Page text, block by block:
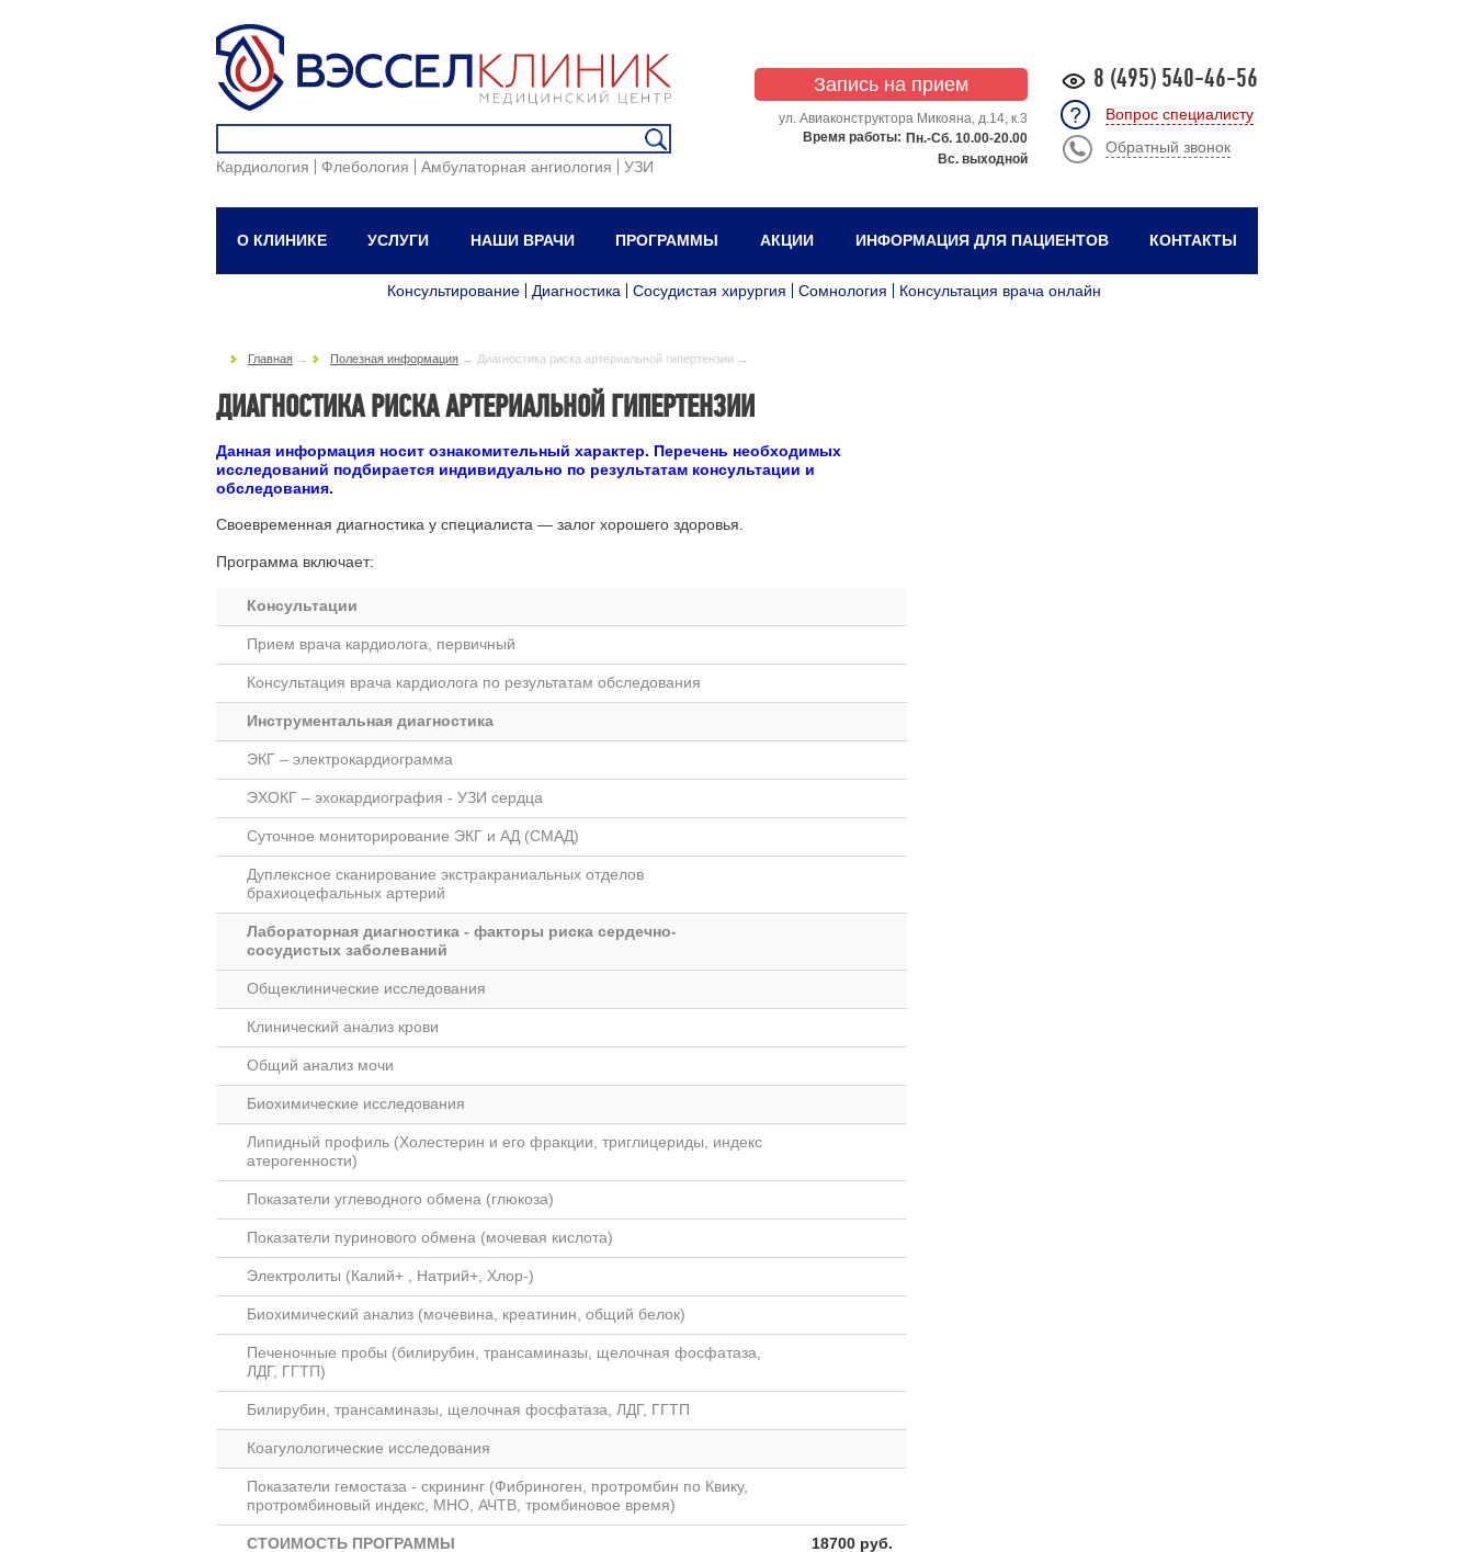
Кардиология Флебология Амбулаторная ангиология УЗИ
8 (495) 540-46-56
Вопрос специалисту
Обратный звонок
Запись на прием
ул. Авиаконструктора Микояна, д.14, к.3
Пн.-Сб. 10.00-20.00
Вс. выходной
Время работы:
О КЛИНИКЕ УСЛУГИ НАШИ ВРАЧИ ПРОГРАММЫ АКЦИИ ИНФОРМАЦИЯ ДЛЯ ПАЦИЕНТОВ КОНТАКТЫ
Консультирование Диагностика Сосудистая хирургия Сомнология Консультация врача онлайн
Главная → Полезная информация → Диагностика риска артериальной гипертензии →
ДИАГНОСТИКА РИСКА АРТЕРИАЛЬНОЙ ГИПЕРТЕНЗИИ
Данная информация носит ознакомительный характер. Перечень необходимых
исследований подбирается индивидуально по результатам консультации и
обследования.
Своевременная диагностика у специалиста — залог хорошего здоровья.
Программа включает:
Консультации
Прием врача кардиолога, первичный
Консультация врача кардиолога по результатам обследования
Инструментальная диагностика
ЭКГ – электрокардиограмма
ЭХОКГ – эхокардиография - УЗИ сердца
Суточное мониторирование ЭКГ и АД (СМАД)
Дуплексное сканирование экстракраниальных отделов
брахиоцефальных артерий
Лабораторная диагностика - факторы риска сердечно-
сосудистых заболеваний
Общеклинические исследования
Клинический анализ крови
Общий анализ мочи
Биохимические исследования
Липидный профиль (Холестерин и его фракции, триглицериды, индекс
атерогенности)
Показатели углеводного обмена (глюкоза)
Показатели пуринового обмена (мочевая кислота)
Электролиты (Калий+ , Натрий+, Хлор-)
Биохимический анализ (мочевина, креатинин, общий белок)
Печеночные пробы (билирубин, трансаминазы, щелочная фосфатаза,
ЛДГ, ГГТП)
Билирубин, трансаминазы, щелочная фосфатаза, ЛДГ, ГГТП
Коагулологические исследования
Показатели гемостаза - скрининг (Фибриноген, протромбин по Квику,
протромбиновый индекс, МНО, АЧТВ, тромбиновое время)
СТОИМОСТЬ ПРОГРАММЫ 18700 руб.